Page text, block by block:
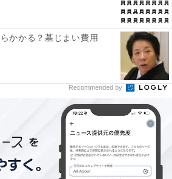
ールの原料「ホップ」の生産量が
どこ？ 【都道府県クイズ】
かかる？墓じまい費用
Recommended by